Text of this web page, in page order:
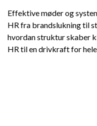
Effektive møder og
HR fra brandslukning til
hvordan struktur skaber
HR til en drivkraft for